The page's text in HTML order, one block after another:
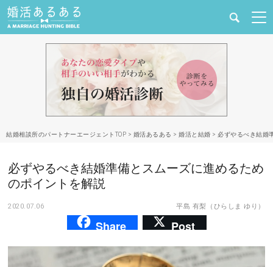
合コン・街コン
マッチングアプリ
結婚相談所のパートナーエージェントTOP > 婚活あるある > 婚活と結婚 > 必ずやるべき結婚
必ずやるべき結婚準備とスムーズに進めるため
のポイントを解説
2020.07.06 平島 有梨（ひらしま ゆり）
Share Post